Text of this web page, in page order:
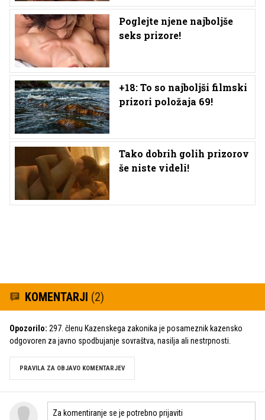
Poglejte njene najboljše
seks prizore!
+18: To so najboljši filmski
prizori položaja 69!
Tako dobrih golih prizorov
še niste videli!
KOMENTARJI (2)
Opozorilo: 297. členu Kazenskega zakonika je posameznik kazensko
odgovoren za javno spodbujanje sovraštva, nasilja ali nestrpnosti.
PRAVILA ZA OBJAVO KOMENTARJEV